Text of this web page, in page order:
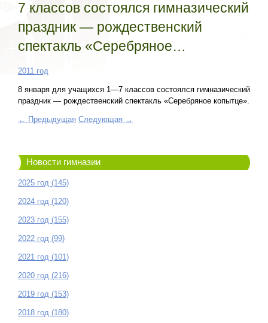
7 классов состоялся гимназический
праздник — рождественский
спектакль «Серебряное…
2011 год
8 января для учащихся 1—7 классов состоялся гимназический
праздник — рождественский спектакль «Серебряное копытце».
← Предыдущая Следующая →
Новости гимназии
2025 год (145)
2024 год (120)
2023 год (155)
2022 год (99)
2021 год (101)
2020 год (216)
2019 год (153)
2018 год (180)